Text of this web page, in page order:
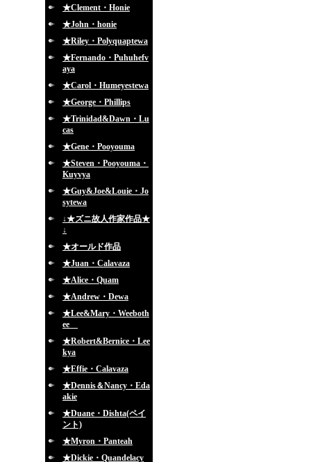
★Clement・Honie
★John・honie
★Riley・Polyquaptewa
★Fernando・Puhuhefv
aya
★Carol・Humeyestewa
★George・Phillips
★Trinidad&Dawn・Lu
cas
★Gene・Pooyouma
★Steven・Pooyouma・
Kuyvya
★Guy&Joe&Louie・Jo
sytewa
↓★ズニ故人作家作品★
↓
★オールド作品
★Juan・Calavaza
★Alice・Quam
★Andrew・Dewa
★Lee&Mary・Weeboth
ee
★Robert&Bernice・Lee
kya
★Effie・Calavaza
★Dennis＆Nancy・Eda
akie
★Duane・Dishta(ペイ
ント)
★Myron・Panteah
★Dickie・Quandelacy